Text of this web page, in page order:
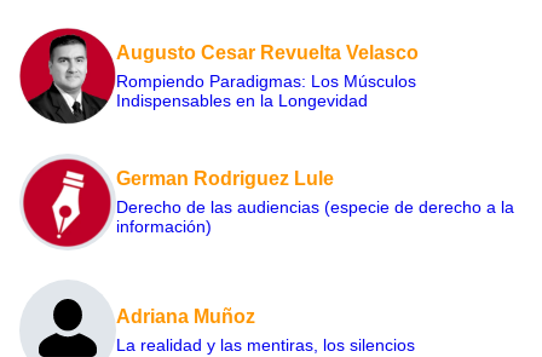
Augusto Cesar Revuelta Velasco
Rompiendo Paradigmas: Los Músculos
Indispensables en la Longevidad
German Rodriguez Lule
Derecho de las audiencias (especie de derecho a la
información)
Adriana Muñoz
La realidad y las mentiras, los silencios